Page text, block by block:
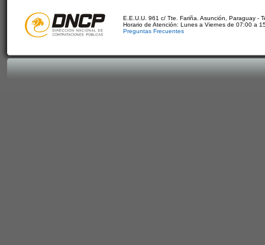
E.E.U.U. 961 c/ Tte. Fariña. Asunción, Paraguay -
Horario de Atención: Lunes a Viernes de 07:00 a
Preguntas Frecuentes